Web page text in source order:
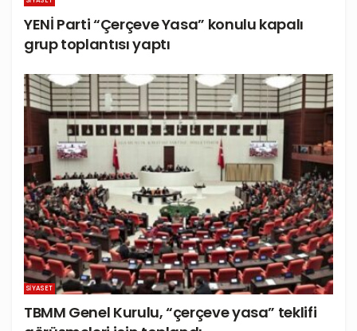
YENİ Parti “Çerçeve Yasa” konulu kapalı
grup toplantısı yaptı
SIYASET
TBMM Genel Kurulu, “çerçeve yasa” teklifi